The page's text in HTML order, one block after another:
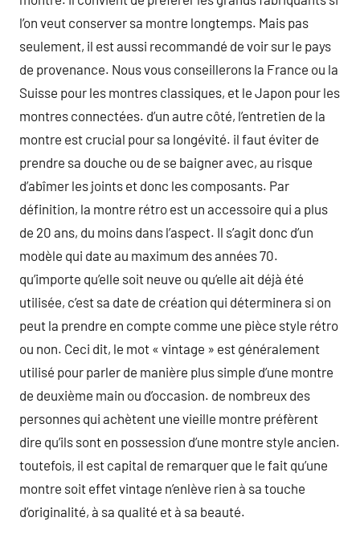
l’on veut conserver sa montre longtemps. Mais pas
seulement, il est aussi recommandé de voir sur le pays
de provenance. Nous vous conseillerons la France ou la
Suisse pour les montres classiques, et le Japon pour les
montres connectées. d’un autre côté, l’entretien de la
montre est crucial pour sa longévité. il faut éviter de
prendre sa douche ou de se baigner avec, au risque
d’abîmer les joints et donc les composants. Par
définition, la montre rétro est un accessoire qui a plus
de 20 ans, du moins dans l’aspect. Il s’agit donc d’un
modèle qui date au maximum des années 70.
qu’importe qu’elle soit neuve ou qu’elle ait déjà été
utilisée, c’est sa date de création qui déterminera si on
peut la prendre en compte comme une pièce style rétro
ou non. Ceci dit, le mot « vintage » est généralement
utilisé pour parler de manière plus simple d’une montre
de deuxième main ou d’occasion. de nombreux des
personnes qui achètent une vieille montre préfèrent
dire qu’ils sont en possession d’une montre style ancien.
toutefois, il est capital de remarquer que le fait qu’une
montre soit effet vintage n’enlève rien à sa touche
d’originalité, à sa qualité et à sa beauté.